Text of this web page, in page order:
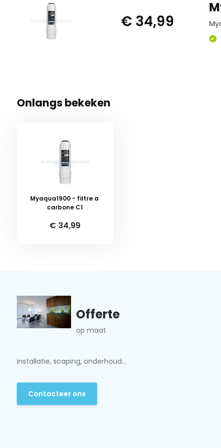
€ 34,99
Onlangs bekeken
Myaqua1900 - filtre a
carbone C1
€ 34,99
Offerte
op maat
installatie, scaping, onderhoud...
Contacteer ons